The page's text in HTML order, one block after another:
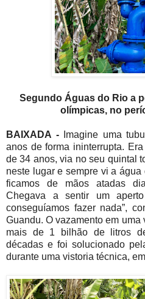
Segundo Águas do Rio a
olímpicas, no
BAIXADA -
Imagine uma
anos de forma ininterrupta.
de 34 anos, via no seu quintal
neste lugar e sempre vi a água
ficamos de mãos atadas
Chegava a sentir um
conseguíamos fazer nada”,
Guandu. O vazamento em
mais de 1 bilhão de litros
décadas e foi solucionado
durante uma vistoria técnica,